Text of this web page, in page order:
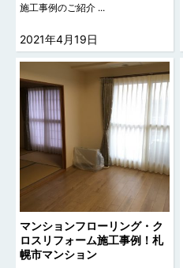
施工事例のご紹介 ...
2021年4月19日
マンションフローリング・ク
ロスリフォーム施工事例！札
幌市マンション